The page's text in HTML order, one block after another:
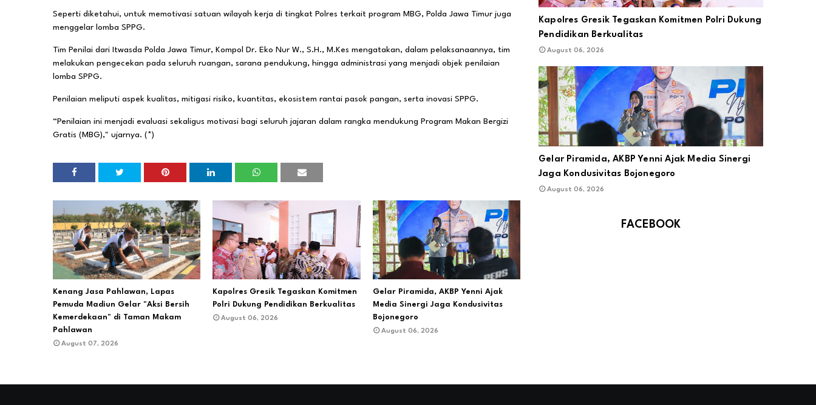
Seperti diketahui, untuk memotivasi satuan wilayah kerja di tingkat Polres terkait program MBG, Polda Jawa Timur juga
menggelar lomba SPPG.
Tim Penilai dari Itwasda Polda Jawa Timur, Kompol Dr. Eko Nur W., S.H., M.Kes mengatakan, dalam pelaksanaannya, tim
melakukan pengecekan pada seluruh ruangan, sarana pendukung, hingga administrasi yang menjadi objek penilaian
lomba SPPG.
Penilaian meliputi aspek kualitas, mitigasi risiko, kuantitas, ekosistem rantai pasok pangan, serta inovasi SPPG.
“Penilaian ini menjadi evaluasi sekaligus motivasi bagi seluruh jajaran dalam rangka mendukung Program Makan Bergizi
Gratis (MBG)," ujarnya. (*)
Kenang Jasa Pahlawan, Lapas
Pemuda Madiun Gelar "Aksi Bersih
Kemerdekaan" di Taman Makam
Pahlawan
August 07, 2026
Kapolres Gresik Tegaskan Komitmen
Polri Dukung Pendidikan Berkualitas
August 06, 2026
Gelar Piramida, AKBP Yenni Ajak
Media Sinergi Jaga Kondusivitas
Bojonegoro
August 06, 2026
Kapolres Gresik Tegaskan Komitmen Polri Dukung
Pendidikan Berkualitas
August 06, 2026
Gelar Piramida, AKBP Yenni Ajak Media Sinergi
Jaga Kondusivitas Bojonegoro
August 06, 2026
FACEBOOK